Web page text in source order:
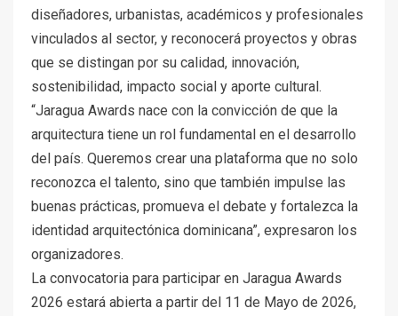
diseñadores, urbanistas, académicos y profesionales
vinculados al sector, y reconocerá proyectos y obras
que se distingan por su calidad, innovación,
sostenibilidad, impacto social y aporte cultural.
“Jaragua Awards nace con la convicción de que la
arquitectura tiene un rol fundamental en el desarrollo
del país. Queremos crear una plataforma que no solo
reconozca el talento, sino que también impulse las
buenas prácticas, promueva el debate y fortalezca la
identidad arquitectónica dominicana”, expresaron los
organizadores.
La convocatoria para participar en Jaragua Awards
2026 estará abierta a partir del 11 de Mayo de 2026,